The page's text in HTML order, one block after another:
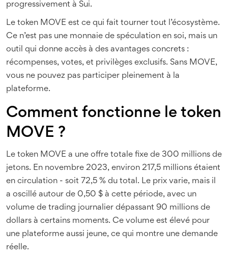
progressivement à Sui.
Le token MOVE est ce qui fait tourner tout l’écosystème.
Ce n’est pas une monnaie de spéculation en soi, mais un
outil qui donne accès à des avantages concrets :
récompenses, votes, et privilèges exclusifs. Sans MOVE,
vous ne pouvez pas participer pleinement à la
plateforme.
Comment fonctionne le token
MOVE ?
Le token MOVE a une offre totale fixe de 300 millions de
jetons. En novembre 2023, environ 217,5 millions étaient
en circulation - soit 72,5 % du total. Le prix varie, mais il
a oscillé autour de 0,50 $ à cette période, avec un
volume de trading journalier dépassant 90 millions de
dollars à certains moments. Ce volume est élevé pour
une plateforme aussi jeune, ce qui montre une demande
réelle.